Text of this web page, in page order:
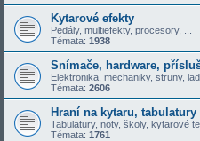
Kytarové efekty
Pedály, multiefekty, procesory, ...
Témata: 1938
Snímače, hardware,
Elektronika, mechaniky, struny,
Témata: 2606
Hraní na kytaru, tabulatury
Tabulatury, noty, školy, kytarové
Témata: 1761